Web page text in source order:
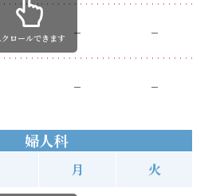
– –
– –
クロールできます
婦人科
月
火